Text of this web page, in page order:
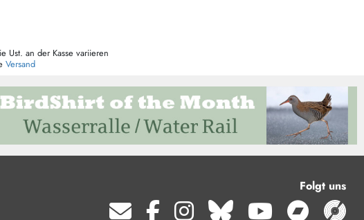
Ust. an der Kasse variieren
Versand
Folgt uns